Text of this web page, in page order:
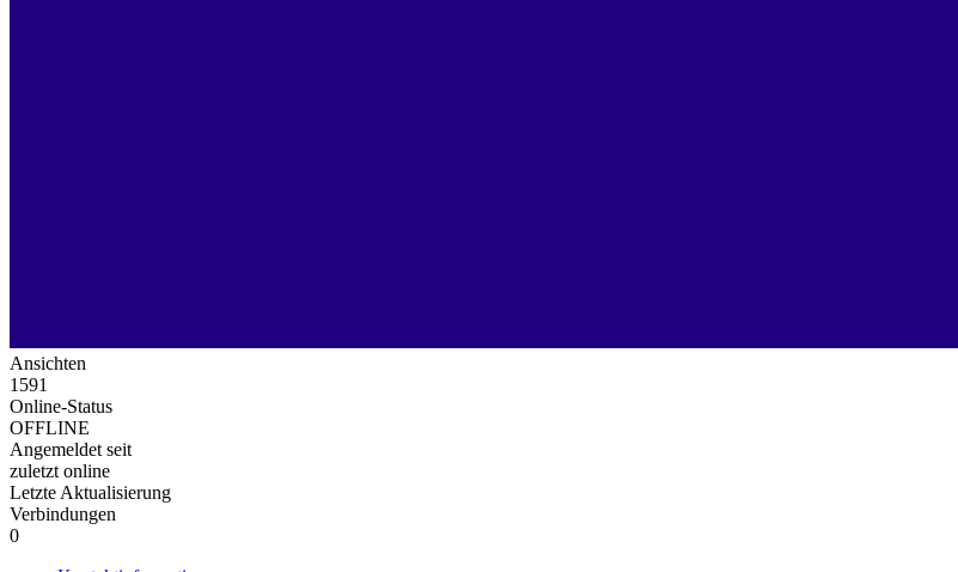
Ansichten
1591
Online-Status
OFFLINE
Angemeldet seit
zuletzt online
Letzte Aktualisierung
Verbindungen
0